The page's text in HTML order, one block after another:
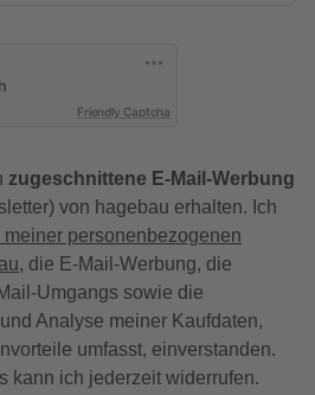
Friendly Captcha
zugeschnittene E-Mail-Werbung
von hagebau erhalten. Ich
meiner personenbezogenen
, die E-Mail-Werbung, die
Umgangs sowie die
Analyse meiner Kaufdaten,
umfasst, einverstanden.
kann ich jederzeit widerrufen.